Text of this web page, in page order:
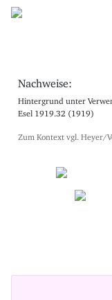
Nachweise:
Hintergrund unter
Esel 1919.32 (1919)
Zum Kontext vgl. Heyer/